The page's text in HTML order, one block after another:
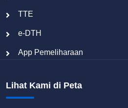
TTE
e-DTH
App Pemeliharaan
Lihat Kami di Peta